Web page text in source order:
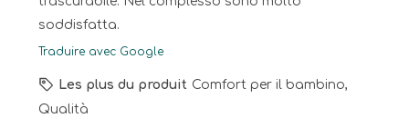
soddisfatta.
Traduire avec Google
Les plus du produit Comfort per il bambino,
Qualità